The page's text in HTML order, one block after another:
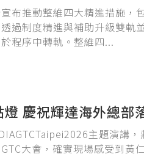
布推動整維四大精進措施，
過制度精進與補助升級雙軌
程序中轉軌。整維四...
慶祝輝達海外總部
主題演講，
大會，確實現場感受到黃